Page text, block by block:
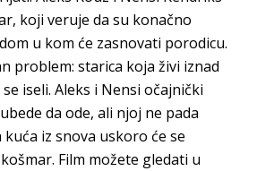
koji veruje da su konačno
u kom će zasnovati porodicu.
problem: starica koja živi iznad
iseli. Aleks i Nensi očajnički
da ode, ali njoj ne pada
iz snova uskoro će se
Film možete gledati u